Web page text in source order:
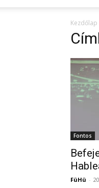
Kezdőlap
Fontos
FüHü -